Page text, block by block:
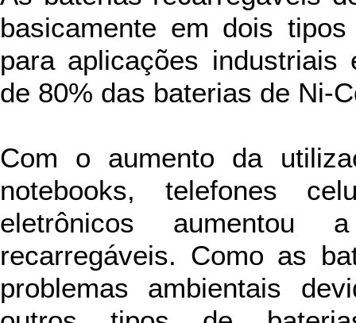
basicamente em dois
para aplicações
de 80% das baterias de Ni-
Com o aumento da
notebooks, telefones
eletrônicos aumentou
recarregáveis. Como as
problemas ambientais